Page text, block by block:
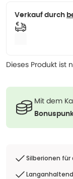
Verkauf durch
Dieses Produkt ist
Mit dem
Silberionen